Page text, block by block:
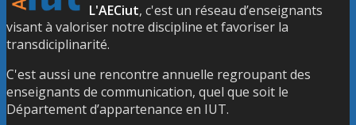
L'AECiut, c'est un réseau d’enseignants
visant à valoriser notre discipline et favoriser la
transdiciplinarité.
C'est aussi une rencontre annuelle regroupant des
enseignants de communication, quel que soit le
Département d’appartenance en IUT.